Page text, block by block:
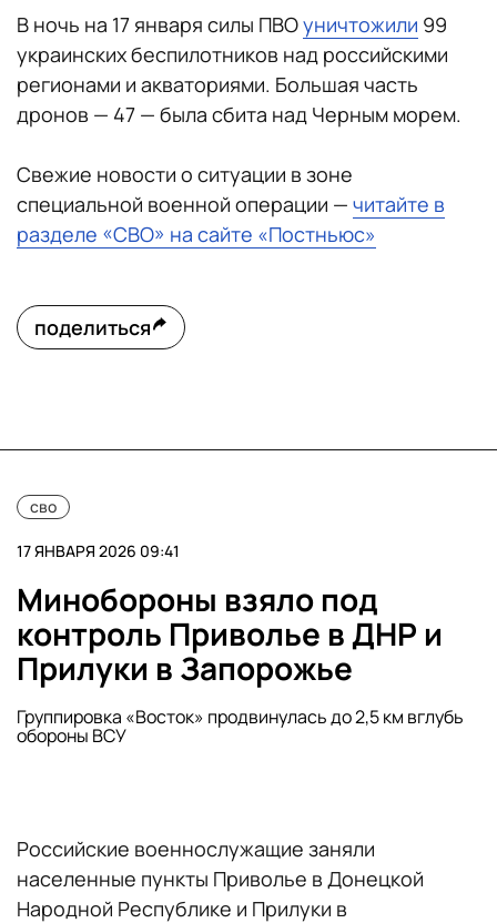
В ночь на 17 января силы ПВОуничтожили 99
украинских беспилотников над российскими
регионами и акваториями. Большая часть
дронов — 47 — была сбита над Черным морем.
Свежие новости о ситуации в зоне
специальной военной операции — читайте в
разделе «СВО» на сайте «Постньюс»
поделиться
сво
17 ЯНВАРЯ 2026 09:41
Минобороны взяло под
контроль Приволье в ДНР и
Прилуки в Запорожье
Группировка «Восток» продвинулась до 2,5 км вглубь
обороны ВСУ
Российские военнослужащие заняли
населенные пункты Приволье в Донецкой
Народной Республике и Прилуки в